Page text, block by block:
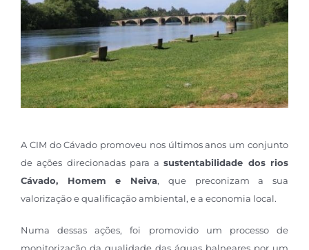
A CIM do Cávado promoveu nos últimos anos um conjunto
de ações direcionadas para asustentabilidade dos rios
Cávado, Homem e Neiva, que preconizam a sua
valorização e qualificação ambiental, e a economia local.
Numa dessas ações, foi promovido um processo de